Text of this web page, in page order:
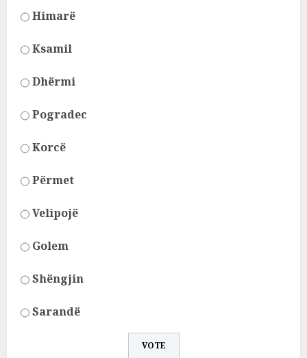
Himarë
Ksamil
Dhërmi
Pogradec
Korcë
Përmet
Velipojë
Golem
Shëngjin
Sarandë